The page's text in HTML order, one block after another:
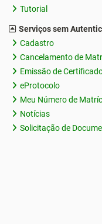
Tutorial
Serviços sem
Cadastro
Cancelamento de
Emissão de
eProtocolo
Meu Número de
Notícias
Solicitação de